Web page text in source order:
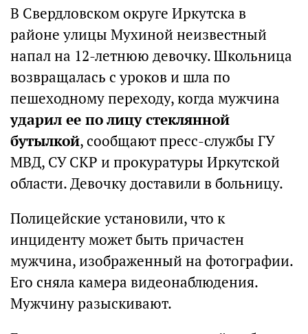
В Свердловском округе Иркутска в
районе улицы Мухиной неизвестный
напал на 12-летнюю девочку. Школьница
возвращалась с уроков и шла по
пешеходному переходу, когда мужчина
ударил ее по лицу стеклянной
бутылкой, сообщают пресс-службы ГУ
МВД, СУ СКР и прокуратуры Иркутской
области. Девочку доставили в больницу.
Полицейские установили, что к
инциденту может быть причастен
мужчина, изображенный на фотографии.
Его сняла камера видеонаблюдения.
Мужчину разыскивают.